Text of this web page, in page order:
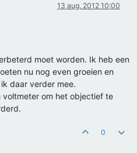
13 aug. 2012 10:00
moet worden. Ik heb een
nu nog even groeien en
daar verder mee.
om het objectief te
0